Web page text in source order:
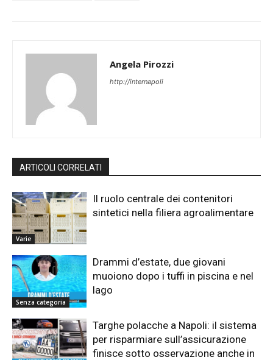
Angela Pirozzi
http://internapoli
ARTICOLI CORRELATI
Varie
Il ruolo centrale dei contenitori
sintetici nella filiera agroalimentare
Senza categoria
Drammi d’estate, due giovani
muoiono dopo i tuffi in piscina e nel
lago
Targhe polacche a Napoli: il sistema
per risparmiare sull’assicurazione
finisce sotto osservazione anche in